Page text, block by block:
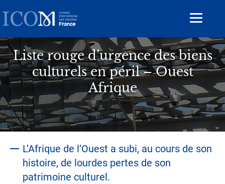
au
contenu
principal
Toggle
Liste rouge d’urgence des biens
culturels en péril – Ouest
Afrique
L’Afrique de l’Ouest a subi, au cours de son
histoire, de lourdes pertes de son
patrimoine culturel.